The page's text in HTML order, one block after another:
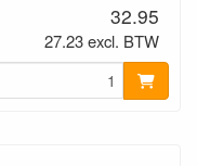
32.95
27.23 excl. BTW